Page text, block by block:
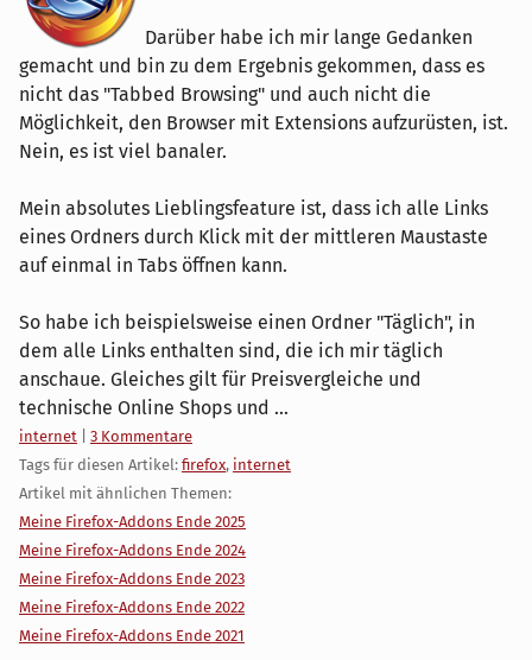
Darüber habe ich mir lange Gedanken
gemacht und bin zu dem Ergebnis gekommen, dass es
nicht das "Tabbed Browsing" und auch nicht die
Möglichkeit, den Browser mit Extensions aufzurüsten, ist.
Nein, es ist viel banaler.
Mein absolutes Lieblingsfeature ist, dass ich alle Links
eines Ordners durch Klick mit der mittleren Maustaste
auf einmal in Tabs öffnen kann.
So habe ich beispielsweise einen Ordner "Täglich", in
dem alle Links enthalten sind, die ich mir täglich
anschaue. Gleiches gilt für Preisvergleiche und
technische Online Shops und ...
Kategorien:
internet
3 Kommentare
Tags für diesen Artikel: firefox, internet
Artikel mit ähnlichen Themen:
Meine Firefox-Addons Ende 2025
Meine Firefox-Addons Ende 2024
Meine Firefox-Addons Ende 2023
Meine Firefox-Addons Ende 2022
Meine Firefox-Addons Ende 2021